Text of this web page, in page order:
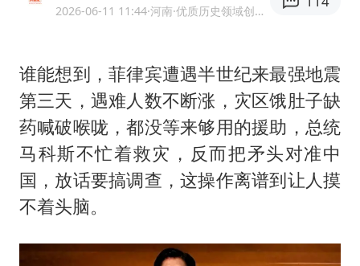
SK海力士回应“或出售重庆工厂”传闻
钟睒睒：必须限制电商平台权力
大连一起飞航班因乘客可乐爆瓶折返
血指纹匹配成功，20年悬案告破！凶手被执行死刑
医疗垃圾做手机壳 这也是谋财害命
经销商证实雪佛兰暂停在华新车销售
7月CPI同比上涨0.5% 经济内生增长动力持续增强
2026-06-11 11:44·河南 ·优质历史领域创作者
谁能想到，菲律宾遭遇半世纪来最强地震
第三天，遇难人数不断涨，灾区饿肚子缺
药喊破喉咙，都没等来够用的援助，总统
马科斯不忙着救灾，反而把矛头对准中
国，放话要搞调查，这操作离谱到让人摸
不着头脑。